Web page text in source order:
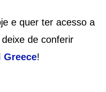
e quer ter acesso a
de conferir
Greece!